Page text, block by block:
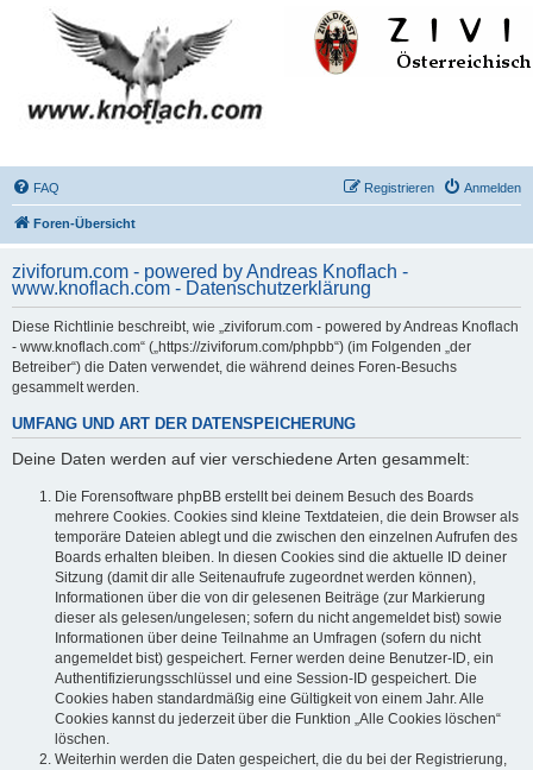
FAQ Anmelden
Registrieren
Foren-Übersicht
ziviforum.com - powered by Andreas Knoflach -
www.knoflach.com - Datenschutzerklärung
Diese Richtlinie beschreibt, wie „ziviforum.com - powered by Andreas Knoflach
- www.knoflach.com“ („https://ziviforum.com/phpbb“) (im Folgenden „der
Betreiber“) die Daten verwendet, die während deines Foren-Besuchs
gesammelt werden.
UMFANG UND ART DER DATENSPEICHERUNG
Deine Daten werden auf vier verschiedene Arten gesammelt:
Die Forensoftware phpBB erstellt bei deinem Besuch des Boards
mehrere Cookies. Cookies sind kleine Textdateien, die dein Browser als
temporäre Dateien ablegt und die zwischen den einzelnen Aufrufen des
Boards erhalten bleiben. In diesen Cookies sind die aktuelle ID deiner
Sitzung (damit dir alle Seitenaufrufe zugeordnet werden können),
Informationen über die von dir gelesenen Beiträge (zur Markierung
dieser als gelesen/ungelesen; sofern du nicht angemeldet bist) sowie
Informationen über deine Teilnahme an Umfragen (sofern du nicht
angemeldet bist) gespeichert. Ferner werden deine Benutzer-ID, ein
Authentifizierungsschlüssel und eine Session-ID gespeichert. Die
Cookies haben standardmäßig eine Gültigkeit von einem Jahr. Alle
Cookies kannst du jederzeit über die Funktion „Alle Cookies löschen“
löschen.
Weiterhin werden die Daten gespeichert, die du bei der Registrierung,